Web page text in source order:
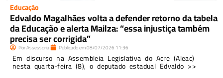
Educação
Edvaldo Magalhães volta a defender retorno da tabela
da Educação e alerta Mailza: “essa injustiça também
precisa ser corrigida”
PorAssessoria Publicado em08/07/2026 11:36
Em discurso na Assembleia Legislativa do Acre (Aleac)
nesta quarta-feira (8), o deputado estadual Edvaldo >>